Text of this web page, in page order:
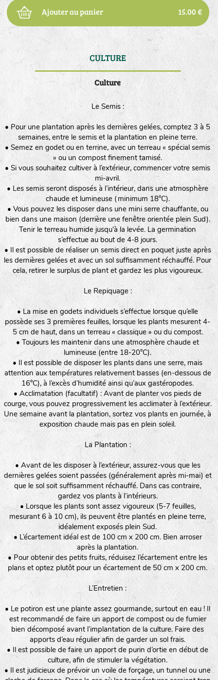
Ajouter au panier 15.00 €
CULTURE
Culture
Le Semis :
• Pour une plantation après les dernières gelées, comptez 3 à 5
semaines, entre le semis et la plantation en pleine terre.
• Semez en godet ou en terrine, avec un terreau « spécial semis
» ou un compost finement tamisé.
• Si vous souhaitez cultiver à l’extérieur, commencer votre semis
mi-avril.
• Les semis seront disposés à l’intérieur, dans une atmosphère
chaude et lumineuse (minimum 18°C).
• Vous pouvez les disposer dans une mini serre chauffante, ou
bien dans une maison (derrière une fenêtre orientée plein Sud).
Tenir le terreau humide jusqu'à la levée. La germination
s’effectue au bout de 4-8 jours.
• Il est possible de réaliser un semis direct en poquet juste après
les dernières gelées et avec un sol suffisamment réchauffé. Pour
cela, retirer le surplus de plant et gardez les plus vigoureux.
Le Repiquage :
• La mise en godets individuels s’effectue lorsque qu’elle
possède ses 3 premières feuilles, lorsque les plants mesurent 4-
5 cm de haut, dans un terreau « classique » ou du compost.
• Toujours les maintenir dans une atmosphère chaude et
lumineuse (entre 18-20°C).
• Il est possible de disposer les plants dans une serre, mais
attention aux températures relativement basses (en-dessous de
16°C), à l’excès d’humidité ainsi qu’aux gastéropodes.
• Acclimatation (facultatif) : Avant de planter vos pieds de
courge, vous pouvez progressivement les acclimater à l’extérieur.
Une semaine avant la plantation, sortez vos plants en journée, à
exposition chaude mais pas en plein soleil.
La Plantation :
• Avant de les disposer à l’extérieur, assurez-vous que les
dernières gelées soient passées (généralement après mi-mai) et
que le sol soit suffisamment réchauffé. Dans cas contraire,
gardez vos plants à l’intérieurs.
• Lorsque les plants sont assez vigoureux (5-7 feuilles,
mesurant 6 à 10 cm), ils peuvent être plantés en pleine terre,
idéalement exposés plein Sud.
• L’écartement idéal est de 100 cm x 200 cm. Bien arroser
après la plantation.
• Pour obtenir des petits fruits, réduisez l’écartement entre les
plans et optez plutôt pour un écartement de 50 cm x 200 cm.
L’Entretien :
• Le potiron est une plante assez gourmande, surtout en eau ! Il
est recommandé de faire un apport de compost ou de fumier
bien décomposé avant l’implantation de la culture. Faire des
apports d’eau régulier afin de garder un sol frais.
• Il est possible de faire un apport de purin d’ortie en début de
culture, afin de stimuler la végétation.
• Il est judicieux de prévoir un voile de forçage, un tunnel ou une